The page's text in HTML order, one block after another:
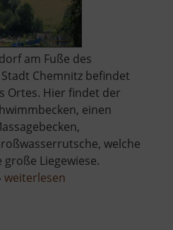
am Fuße des
Chemnitz befindet
Ortes. Hier findet der
einen
welche
Liegewiese.
weiterlesen